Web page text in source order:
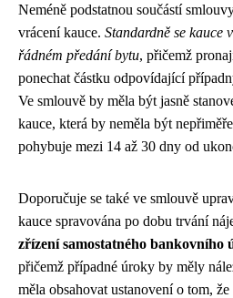
Neméně podstatnou součástí
vrácení kauce. Standardně se kauce
řádném předání bytu, přičemž
ponechat částku odpovídající
Ve smlouvě by měla být jasně
kauce, která by neměla být
pohybuje mezi 14 až 30 dny od
Doporučuje se také ve smlouvě
kauce spravována po dobu trvání
zřízení samostatného bankovního
přičemž případné úroky by měly
měla obsahovat ustanovení o tom,